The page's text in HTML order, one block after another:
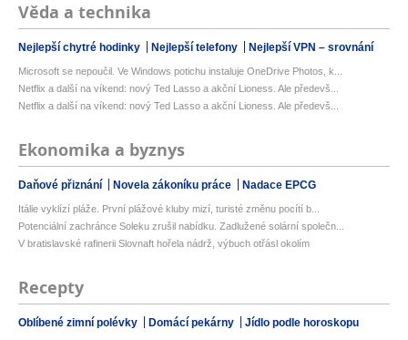
Věda a technika
Nejlepší chytré hodinky Nejlepší telefony Nejlepší VPN – srovnání
Microsoft se nepoučil. Ve Windows potichu instaluje OneDrive Photos, k...
Netflix a další na víkend: nový Ted Lasso a akční Lioness. Ale předevš...
Netflix a další na víkend: nový Ted Lasso a akční Lioness. Ale předevš...
Ekonomika a byznys
Daňové přiznání Novela zákoníku práce Nadace EPCG
Itálie vyklízí pláže. První plážové kluby mizí, turisté změnu pocítí b...
Potenciální zachránce Soleku zrušil nabídku. Zadlužené solární společn...
V bratislavské rafinerii Slovnaft hořela nádrž, výbuch otřásl okolím
Recepty
Oblíbené zimní polévky Domácí pekárny Jídlo podle horoskopu